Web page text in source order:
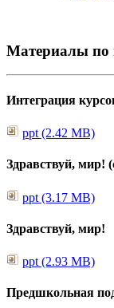
Материалы по
Интеграция
ppt (2.42 MB)
Здравствуй, мир!
ppt (3.17 MB)
Здравствуй, мир!
ppt (2.93 MB)
Предшкольная